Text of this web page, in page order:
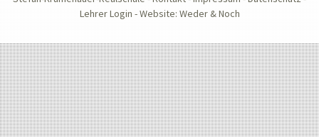
Lehrer Login -Website: Weder & Noch